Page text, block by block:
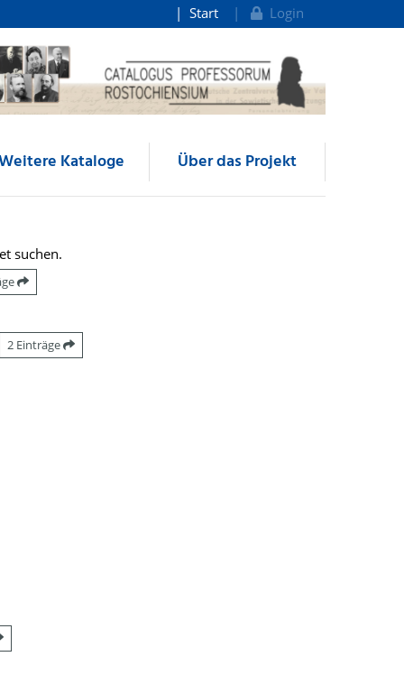
Start Login
Kataloge Über das Projekt
suchen.
2 Einträge